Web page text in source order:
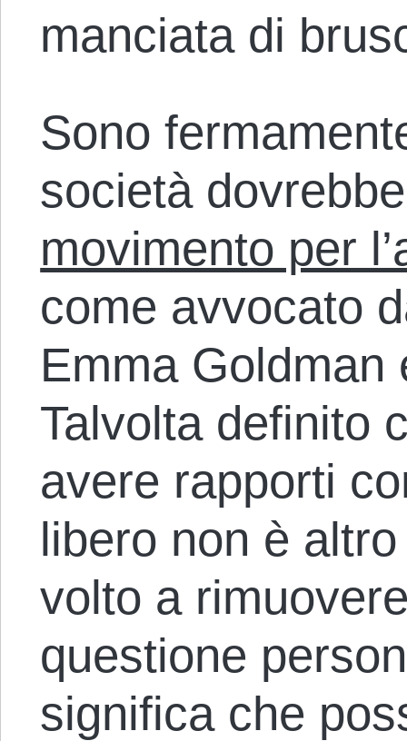
manciata di
Sono
società
movimento per
come avvocato
Emma Goldman
Talvolta definito
avere rapporti
libero non è
volto a
questione
significa che